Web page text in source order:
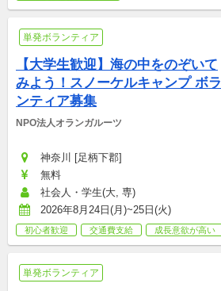
単発ボランティア
【大学生歓迎】海の中をのぞいて
みよう！スノーケルキャンプ ボラ
ンティア募集
NPO法人オランガルーツ
神奈川 [足柄下郡]
無料
社会人・学生(大, 専)
2026年8月24日(月)~25日(火)
初心者歓迎 交通費支給 成長意欲が高い
単発ボランティア